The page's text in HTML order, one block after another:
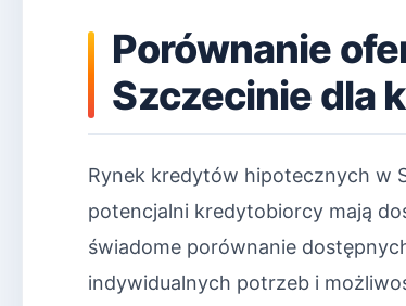
Porównanie
Szczecinie dla
Rynek kredytów hipotecznych w
potencjalni kredytobiorcy mają
świadome porównanie
indywidualnych potrzeb i